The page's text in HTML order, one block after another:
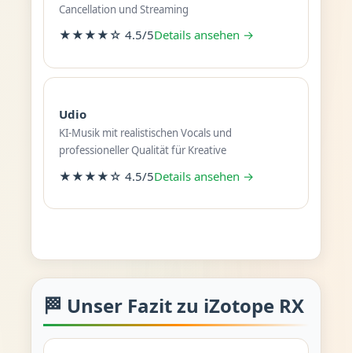
Cancellation und Streaming
★★★★☆ 4.5/5Details ansehen →
Udio
KI-Musik mit realistischen Vocals und
professioneller Qualität für Kreative
★★★★☆ 4.5/5Details ansehen →
🏁 Unser Fazit zu iZotope RX